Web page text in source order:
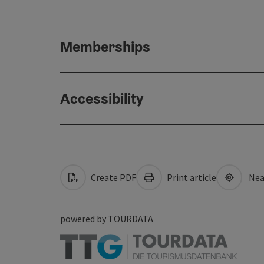
Memberships
Accessibility
Create PDF Print article
powered by TOURDATA